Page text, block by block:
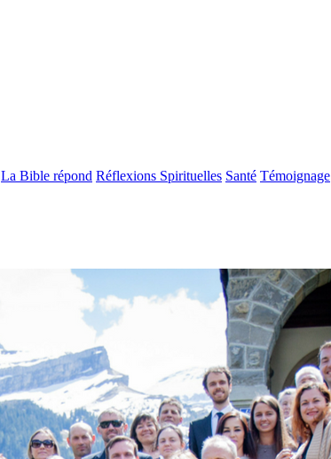
La Bible répond Réflexions Spirituelles Santé Témoignage